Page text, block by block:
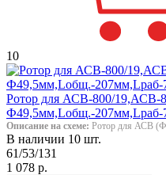
10
Ротор для АСВ-800/19,АСВ-
Ф49,5мм,Lобщ.-207мм,Lраб-
Описание на схеме: Ротор для АСВ
В наличии 10 шт.
61/53/131
1 078 р.